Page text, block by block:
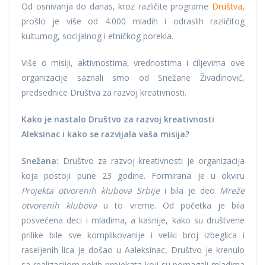
Od osnivanja do danas, kroz različite programe Društva,
prošlo je više od 4.000 mladih i odraslih različitog
kulturnog, socijalnog i etničkog porekla.
Više o misiji, aktivnostima, vrednostima i ciljevima ove
organizacije saznali smo od Snežane Živadinović,
predsednice Društva za razvoj kreativnosti.
Kako je nastalo Društvo za razvoj kreativnosti
Aleksinac i kako se razvijala vaša misija?
Snežana: Društvo za razvoj kreativnosti je organizacija
koja postoji pune 23 godine. Formirana je u okviru
Projekta otvorenih klubova Srbijei bila je deo Mreže
otvorenih klubova u to vreme. Od početka je bila
posvećena deci i mladima, a kasnije, kako su društvene
prilike bile sve komplikovanije i veliki broj izbeglica i
raseljenih lica je došao u Aaleksinac, Društvo je krenulo